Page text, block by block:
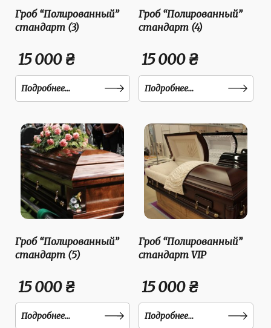
Гроб “Полированный”
стандарт (3)
15 000 ₴
Подробнее...
Гроб “Полированный”
стандарт (4)
15 000 ₴
Подробнее...
Гроб “Полированный”
стандарт (5)
15 000 ₴
Подробнее...
Гроб “Полированный”
стандарт VIP
15 000 ₴
Подробнее...